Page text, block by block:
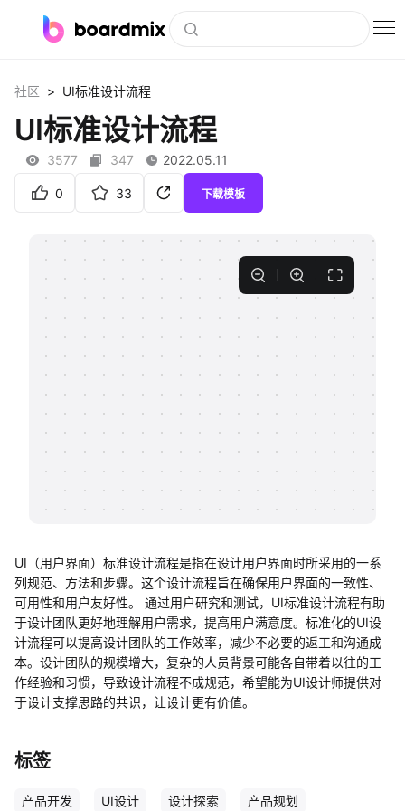
社区资源
下载
支持
社区 > UI标准设计流程
UI标准设计流程
3577 347 2022.05.11
0 33 下载模板
UI（用户界面）标准设计流程是指在设计用户界面时所采用的一系
列规范、方法和步骤。这个设计流程旨在确保用户界面的一致性、
可用性和用户友好性。 通过用户研究和测试，UI标准设计流程有助
于设计团队更好地理解用户需求，提高用户满意度。标准化的UI设
计流程可以提高设计团队的工作效率，减少不必要的返工和沟通成
本。设计团队的规模增大，复杂的人员背景可能各自带着以往的工
作经验和习惯，导致设计流程不成规范，希望能为UI设计师提供对
于设计支撑思路的共识，让设计更有价值。
标签
产品开发 UI设计 设计探索 产品规划